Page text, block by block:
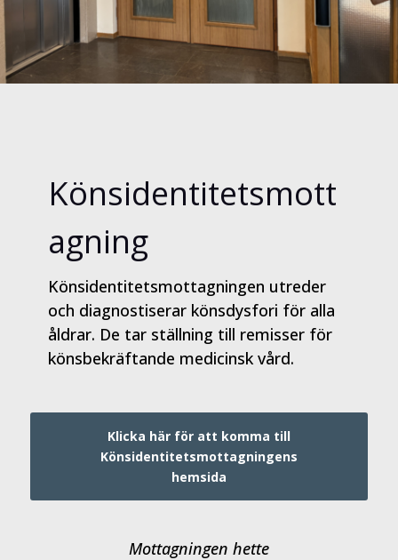
Könsidentitetsmott
agning
Könsidentitetsmottagningen utreder
och diagnostiserar könsdysfori för alla
åldrar. De tar ställning till remisser för
könsbekräftande medicinsk vård.
Klicka här för att komma till
Könsidentitetsmottagningens
hemsida
Mottagningen hette